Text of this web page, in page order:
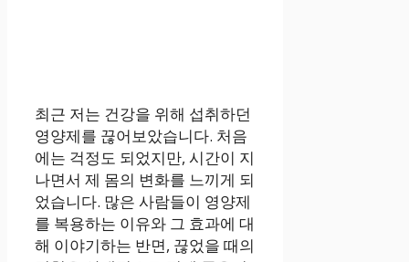
최근 저는 건강을 위해 섭취하던
영양제를 끊어보았습니다. 처음
에는 걱정도 되었지만, 시간이 지
나면서 제 몸의 변화를 느끼게 되
었습니다. 많은 사람들이 영양제
를 복용하는 이유와 그 효과에 대
해 이야기하는 반면, 끊었을 때의